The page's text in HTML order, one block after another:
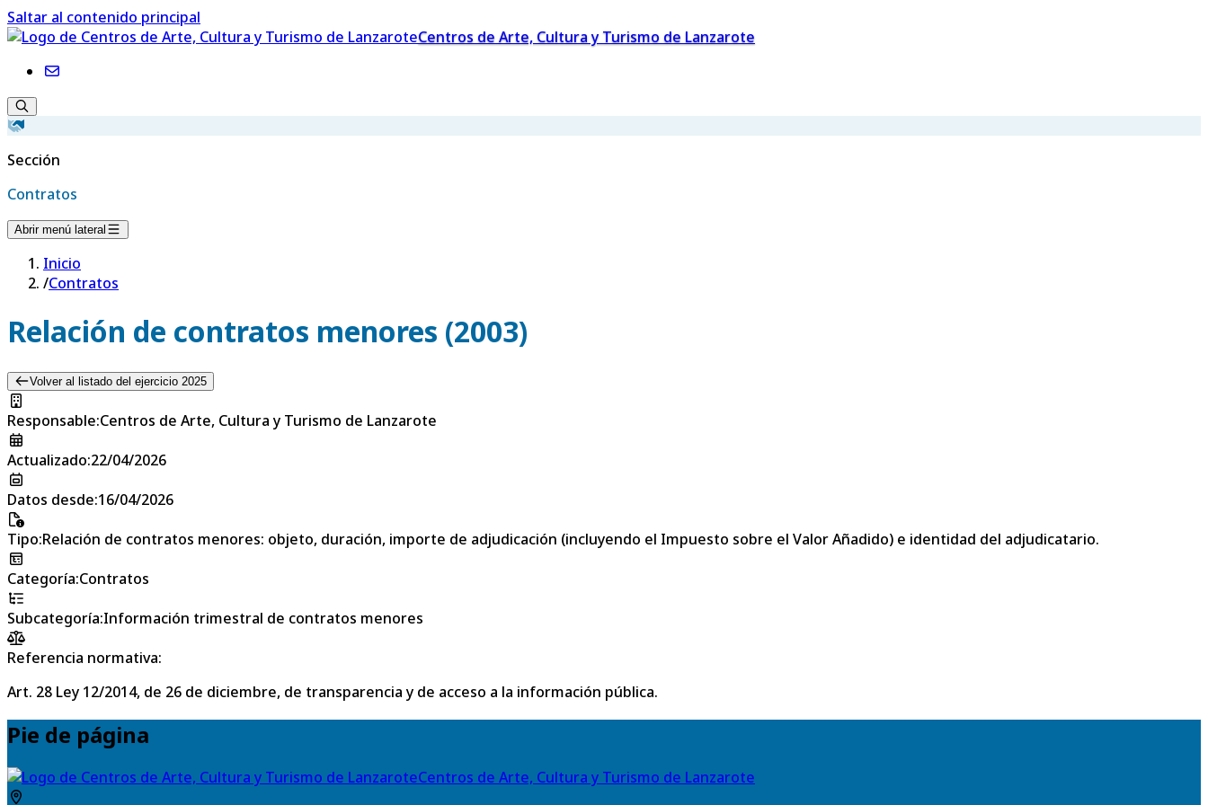
Saltar al contenido principal
Centros de Arte, Cultura y Turismo de Lanzarote
Sección
Contratos
Abrir menú lateral
Inicio
/Contratos
Relación de contratos menores (2003)
Volver al listado del ejercicio 2025
Responsable:Centros de Arte, Cultura y Turismo de Lanzarote
Actualizado:22/04/2026
Datos desde:16/04/2026
Tipo:Relación de contratos menores: objeto, duración, importe de adjudicación (incluyendo el Impuesto sobre el Valor Añadido) e identidad del adjudicatario.
Categoría:Contratos
Subcategoría:Información trimestral de contratos menores
Referencia normativa:
Art. 28 Ley 12/2014, de 26 de diciembre, de transparencia y de acceso a la información pública.
Pie de página
Centros de Arte, Cultura y Turismo de Lanzarote